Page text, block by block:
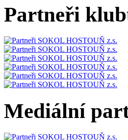
Partneři
Mediální